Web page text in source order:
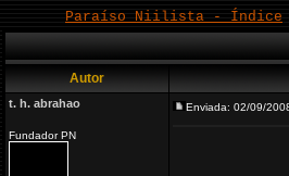
Paraíso Niilista - Índice
Autor
t. h. abrahao
Fundador PN
Enviada: 02/09/